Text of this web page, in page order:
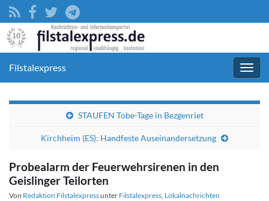
Filstalexpress
STAUFEN Tobe-Tage in Bezgenriet
Kirchheim (ES): Handfeste Auseinandersetzung
Probealarm der Feuerwehrsirenen in den
Geislinger Teilorten
Von Redaktion Filstalexpressunter Filstalexpress, Lokalnachrichten